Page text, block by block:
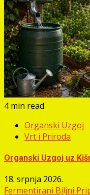
4 min read
Organski Uzgoj
Vrt i Priroda
Organski Uzgoj uz
18. srpnja 2026.
Fermentirani Biljni